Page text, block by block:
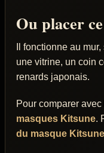
Ou placer
Il fonctionne au
une vitrine, un coin
renards japonais.
Pour comparer
masques Kitsune.
du masque Kitsune